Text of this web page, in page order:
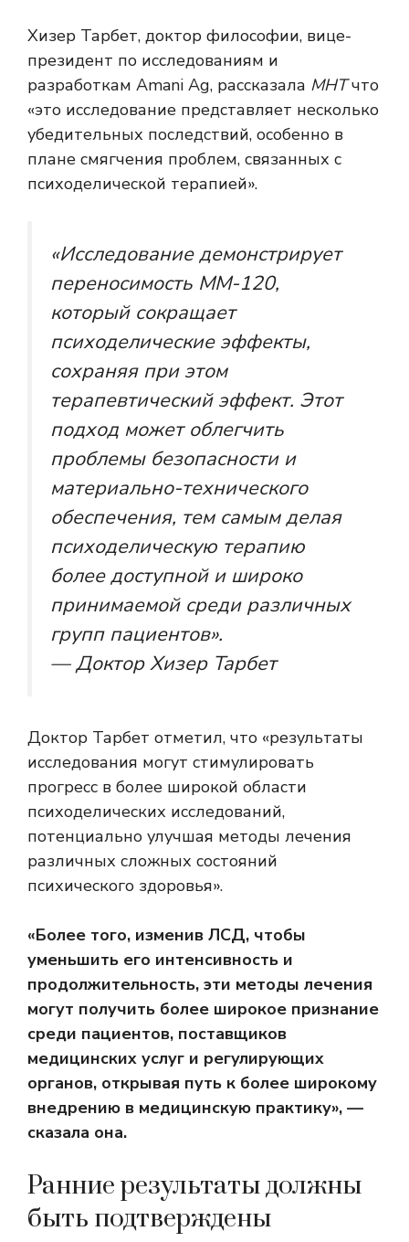
Хизер Тарбет, доктор философии, вице-
президент по исследованиям и
разработкам Amani Ag, рассказала МНТчто
«это исследование представляет несколько
убедительных последствий, особенно в
плане смягчения проблем, связанных с
психоделической терапией».
«Исследование демонстрирует
переносимость ММ-120,
который сокращает
психоделические эффекты,
сохраняя при этом
терапевтический эффект. Этот
подход может облегчить
проблемы безопасности и
материально-технического
обеспечения, тем самым делая
психоделическую терапию
более доступной и широко
принимаемой среди различных
групп пациентов».
— Доктор Хизер Тарбет
Доктор Тарбет отметил, что «результаты
исследования могут стимулировать
прогресс в более широкой области
психоделических исследований,
потенциально улучшая методы лечения
различных сложных состояний
психического здоровья».
«Более того, изменив ЛСД, чтобы
уменьшить его интенсивность и
продолжительность, эти методы лечения
могут получить более широкое признание
среди пациентов, поставщиков
медицинских услуг и регулирующих
органов, открывая путь к более широкому
внедрению в медицинскую практику», —
сказала она.
Ранние результаты должны
быть подтверждены